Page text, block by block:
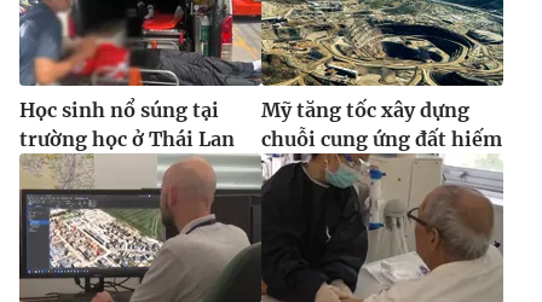
Học sinh nổ súng tại
trường học ở Thái Lan
Mỹ tăng tốc xây dựng
chuỗi cung ứng đất hiếm